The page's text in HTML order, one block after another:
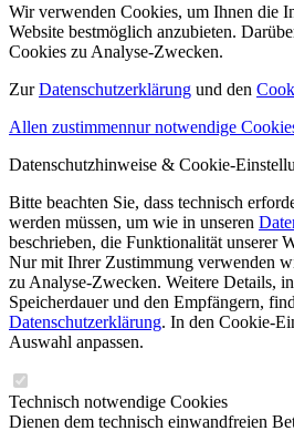
Wir verwenden Cookies, um Ihnen die
Website bestmöglich anzubieten.
Cookies zu Analyse-Zwecken.
ZurDatenschutzerklärung und den
Allen zustimmennur notwendige
Datenschutzhinweise & Cookie-
Bitte beachten Sie, dass technisch
werden müssen, um wie in unseren
beschrieben, die Funktionalität unserer
Nur mit Ihrer Zustimmung verwenden
zu Analyse-Zwecken. Weitere Details,
Speicherdauer und den Empfängern,
Datenschutzerklärung. In den Cookie-
Auswahl anpassen.
Technisch notwendige Cookies
Dienen dem technisch einwandfreien